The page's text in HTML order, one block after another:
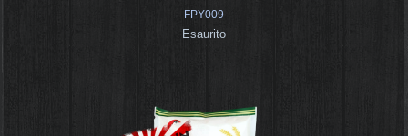
FPY009
Esaurito